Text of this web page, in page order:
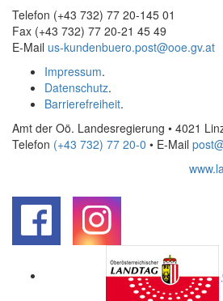
Telefon (+43 732) 77 20-145 01
Fax (+43 732) 77 20-21 45 49
E-Mail us-kundenbuero.post@ooe.gv.at
Impressum.
Datenschutz.
Barrierefreiheit.
Amt der Oö. Landesregierung • 4021
Telefon (+43 732) 77 20-0 • E-Mail